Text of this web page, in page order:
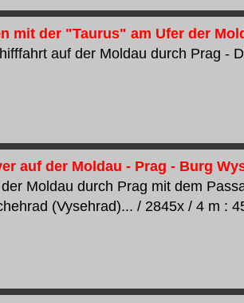
mit der "Taurus" am Ufer der
auf der Moldau durch Prag -
auf der Moldau - Prag - Burg
Moldau durch Prag mit dem
(Vysehrad)... / 2845x / 4 m :